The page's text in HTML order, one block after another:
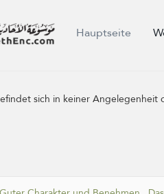
Hauptseite
sich in keiner Angelegenheit